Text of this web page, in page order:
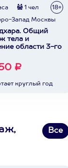
1 чел 18+
Запад Москвы
Общий
тела и
области 3-го
₽
круглый год
Все